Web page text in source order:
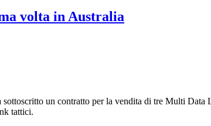
volta in Australia
un contratto per la vendita di tre Multi
tattici.